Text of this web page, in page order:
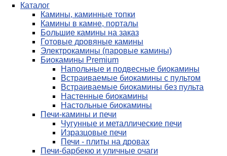
Каталог
Камины, каминные топки
Камины в камне, порталы
Большие камины на заказ
Готовые дровяные камины
Электрокамины (паровые камины)
Биокамины Premium
Напольные и подвесные биокамины
Встраиваемые биокамины с пультом
Встраиваемые биокамины без пульта
Настенные биокамины
Настольные биокамины
Печи-камины и печи
Чугунные и металлические печи
Изразцовые печи
Печи - плиты на дровах
Печи-барбекю и уличные очаги